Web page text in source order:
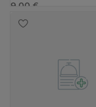
9,00€
VALITSE VAIHTOEHDOISTA